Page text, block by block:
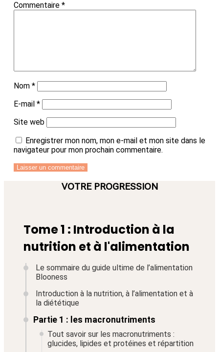
Commentaire *
Nom *
E-mail *
Site web
Enregistrer mon nom, mon e-mail et mon site dans le
navigateur pour mon prochain commentaire.
VOTRE PROGRESSION
Tome 1 : Introduction à la
nutrition et à l'alimentation
Le sommaire du guide ultime de l’alimentation
Blooness
Introduction à la nutrition, à l’alimentation et à
la diététique
Partie 1 : les macronutriments
Tout savoir sur les macronutriments :
glucides, lipides et protéines et répartition